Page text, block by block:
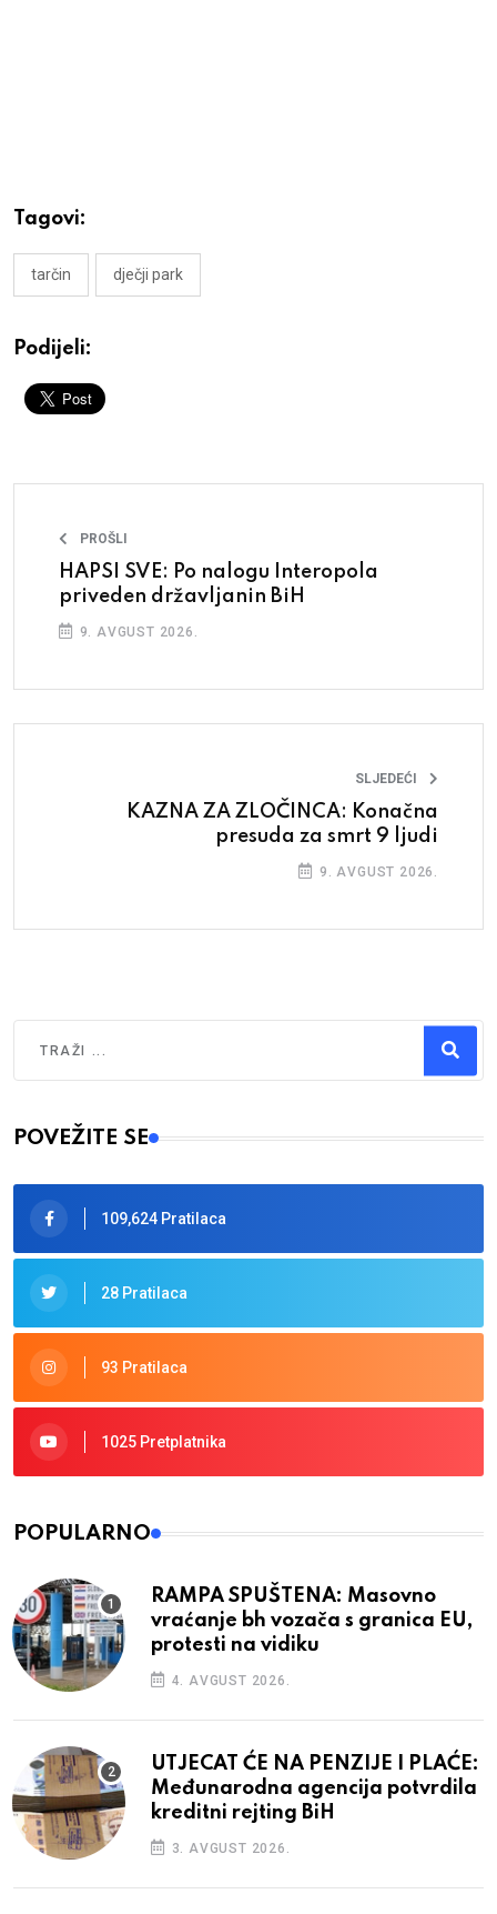
Tagovi:
tarčin dječji park
Podijeli:
PROŠLI
HAPSI SVE: Po nalogu Interopola
priveden državljanin BiH
9. AVGUST 2026.
SLJEDEĆI
KAZNA ZA ZLOČINCA: Konačna
presuda za smrt 9 ljudi
9. AVGUST 2026.
Type 2 or more characters for results.
POVEŽITE SE
109,624 Pratilaca
28 Pratilaca
93 Pratilaca
1025 Pretplatnika
POPULARNO
RAMPA SPUŠTENA: Masovno
vraćanje bh vozača s granica EU,
protesti na vidiku
4. AVGUST 2026.
UTJECAT ĆE NA PENZIJE I PLAĆE:
Međunarodna agencija potvrdila
kreditni rejting BiH
3. AVGUST 2026.